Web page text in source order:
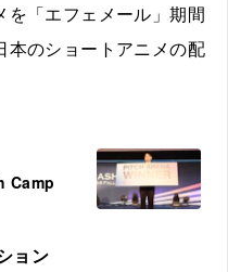
を「エフェメール」期間
本のショートアニメの配
Camp
ョン